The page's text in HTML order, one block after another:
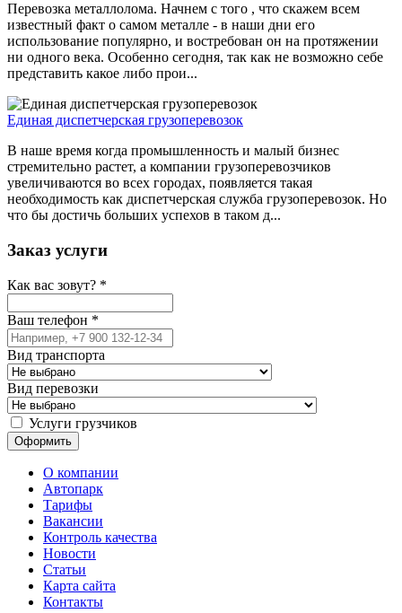
Перевозка металлолома. Начнем с того , что скажем всем
известный факт о самом металле - в наши дни его
использование популярно, и востребован он на протяжении
ни одного века. Особенно сегодня, так как не возможно себе
представить какое либо прои...
Единая диспетчерская грузоперевозок
В наше время когда промышленность и малый бизнес
стремительно растет, а компании грузоперевозчиков
увеличиваются во всех городах, появляется такая
необходимость как диспетчерская служба грузоперевозок. Но
что бы достичь больших успехов в таком д...
Заказ услуги
Как вас зовут? *
Ваш телефон *
Вид транспорта
Вид перевозки
Услуги грузчиков
О компании
Автопарк
Тарифы
Вакансии
Контроль качества
Новости
Статьи
Карта сайта
Контакты